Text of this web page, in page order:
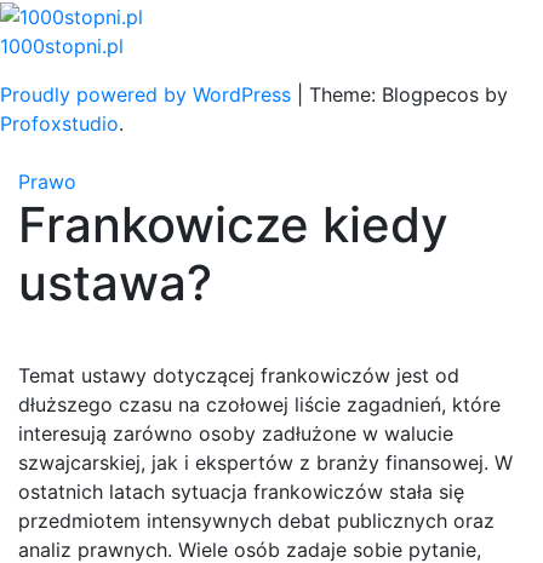
Skip
to
1000stopni.pl
Proudly powered by WordPress
Theme: Blogpecos by
Profoxstudio.
Prawo
Frankowicze kiedy
ustawa?
Temat ustawy dotyczącej frankowiczów jest od
dłuższego czasu na czołowej liście zagadnień, które
interesują zarówno osoby zadłużone w walucie
szwajcarskiej, jak i ekspertów z branży finansowej. W
ostatnich latach sytuacja frankowiczów stała się
przedmiotem intensywnych debat publicznych oraz
analiz prawnych. Wiele osób zadaje sobie pytanie,